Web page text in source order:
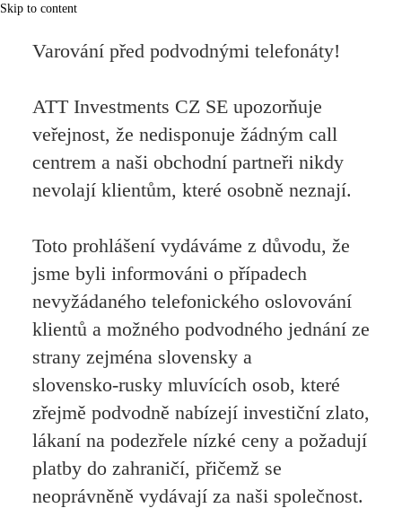
Skip to content
Varování před podvodnými telefonáty!
ATT Investments CZ SE upozorňuje
veřejnost, že nedisponuje žádným call
centrem a naši obchodní partneři nikdy
nevolají klientům, které osobně neznají.
Toto prohlášení vydáváme z důvodu, že
jsme byli informováni o případech
nevyžádaného telefonického oslovování
klientů a možného podvodného jednání ze
strany zejména slovensky a
slovensko‑rusky mluvících osob, které
zřejmě podvodně nabízejí investiční zlato,
lákaní na podezřele nízké ceny a požadují
platby do zahraničí, přičemž se
neoprávněně vydávají za naši společnost.